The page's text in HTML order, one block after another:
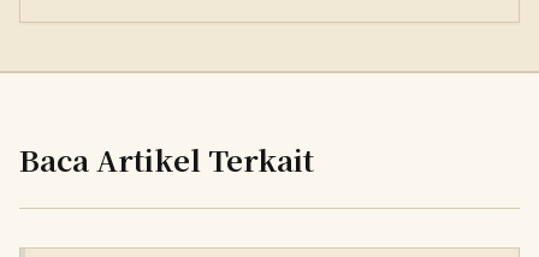
Baca Artikel Terkait